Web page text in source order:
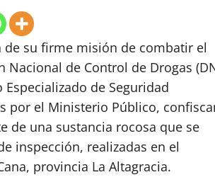
su firme misión de combatir el
de Control de Drogas
de Seguridad
por el Ministerio Público,
de una sustancia rocosa que se
inspección, realizadas en el
provincia La Altagracia.